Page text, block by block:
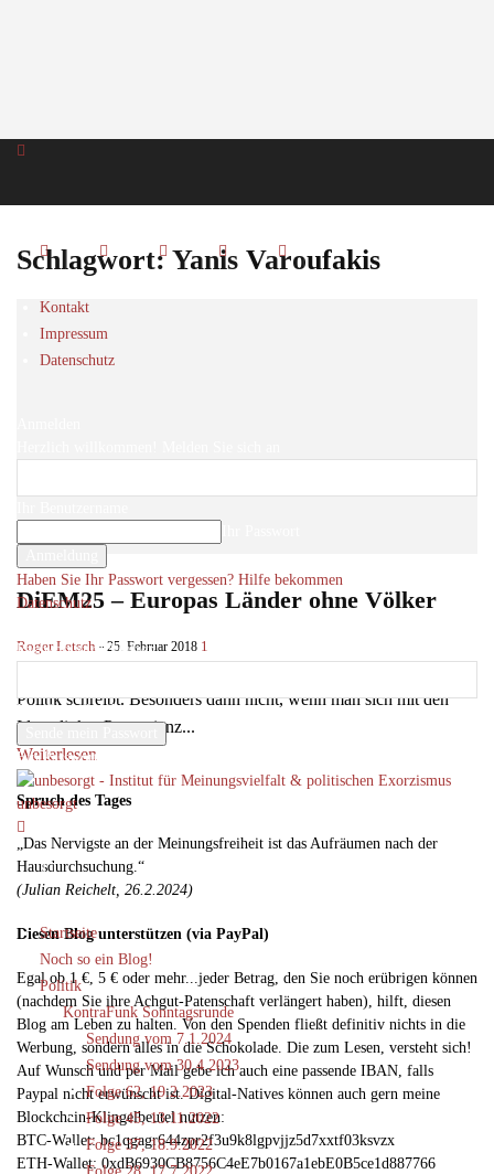
Kontakt
Impressum
Datenschutz
Haben Sie Ihr Passwort vergessen? Hilfe bekommen
Datenschutz
Passwort zurücksetzen
Ihre E-Mail-Adresse
Ein Passwort wird Ihnen per Email zugeschickt.
unbesorgt
Startseite
Noch so ein Blog!
Politik
KontraFunk Sonntagsrunde
Sendung vom 7.1.2024
Sendung vom 30.4.2023
Folge 62, 19.2.2023
Folge 45, 13.11.2022
Folge 37, 18.9.2022
Schlagwort: Yanis Varoufakis
DiEM25 – Europas Länder ohne Völker
Roger Letsch - 25. Februar 2018 1
Politik schreibt. Besonders dann nicht, wenn man sich mit den
Ideen linker Provenienz...
Weiterlesen
Spruch des Tages
„Das Nervigste an der Meinungsfreiheit ist das Aufräumen nach der
Hausdurchsuchung.“
(Julian Reichelt, 26.2.2024)
Diesen Blog unterstützen (via PayPal)
Egal ob 1 €, 5 € oder mehr...jeder Betrag, den Sie noch erübrigen können
(nachdem Sie ihre Achgut-Patenschaft verlängert haben), hilft, diesen
Blog am Leben zu halten. Von den Spenden fließt definitiv nichts in die
Werbung, sondern alles in die Schokolade. Die zum Lesen, versteht sich!
Auf Wunsch und per Mail gebe ich auch eine passende IBAN, falls
Paypal nicht erwünscht ist. Digital-Natives können auch gern meine
Blockchain-Klingelbeutel nutzen:
BTC-Wallet: bc1qgagr644zpr2f3u9k8lgpvjjz5d7xxtf03ksvzx
ETH-Wallet: 0xdB6930CB8756C4eE7b0167a1ebE0B5ce1d887766